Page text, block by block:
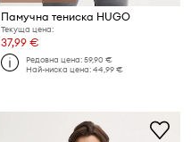
Памучна тениска HUGO
Текуща цена:
37,99 €
Редовна цена:59,90 €
Най-ниска цена:44,99 €